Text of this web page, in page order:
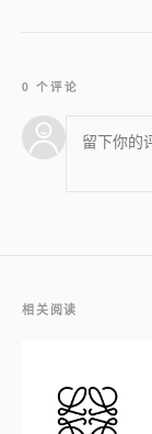
0 个评论
相关阅读